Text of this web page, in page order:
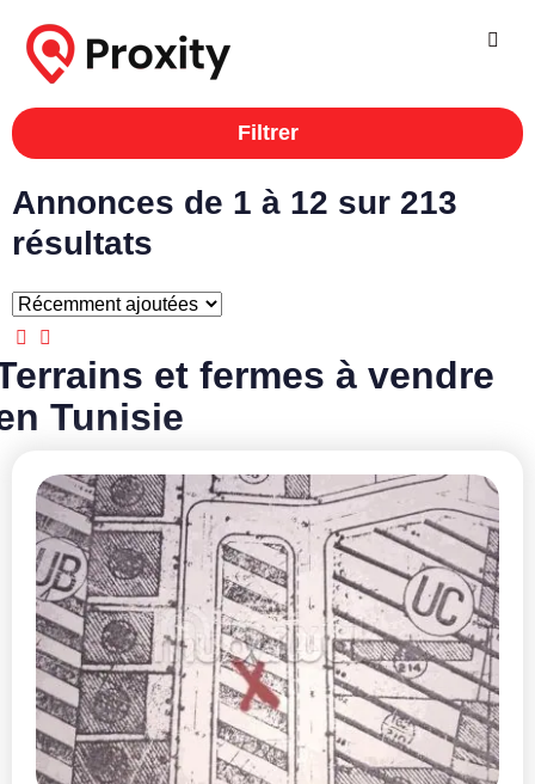
Filtrer
Annonces de 1 à 12 sur 213
résultats
et fermes à vendre
Tunisie